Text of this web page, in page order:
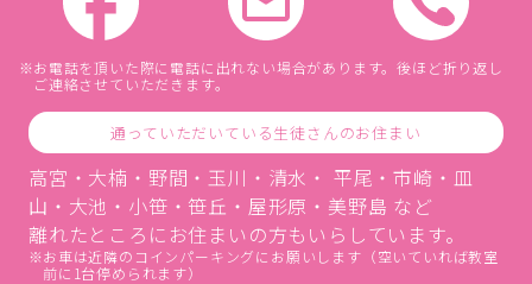
お電話を頂いた際に電話に出れない場合があります。後ほど折り返し
ご連絡させていただきます。
通っていただいている生徒さんのお住まい
高宮・大楠・野間・玉川・清水・ 平尾・市崎・皿
山・大池・小笹・笹丘・屋形原・美野島 など
離れたところにお住まいの方もいらしています。
お車は近隣のコインパーキングにお願いします（空いていれば教室
前に1台停められます）